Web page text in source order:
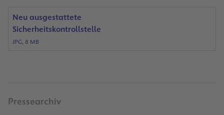
Neu ausgestattete
Sicherheitskontrollstelle
JPG, 8 MB
Pressearchiv